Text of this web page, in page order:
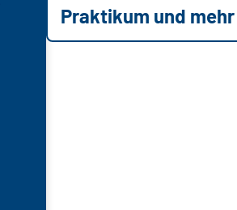
Praktikum und mehr